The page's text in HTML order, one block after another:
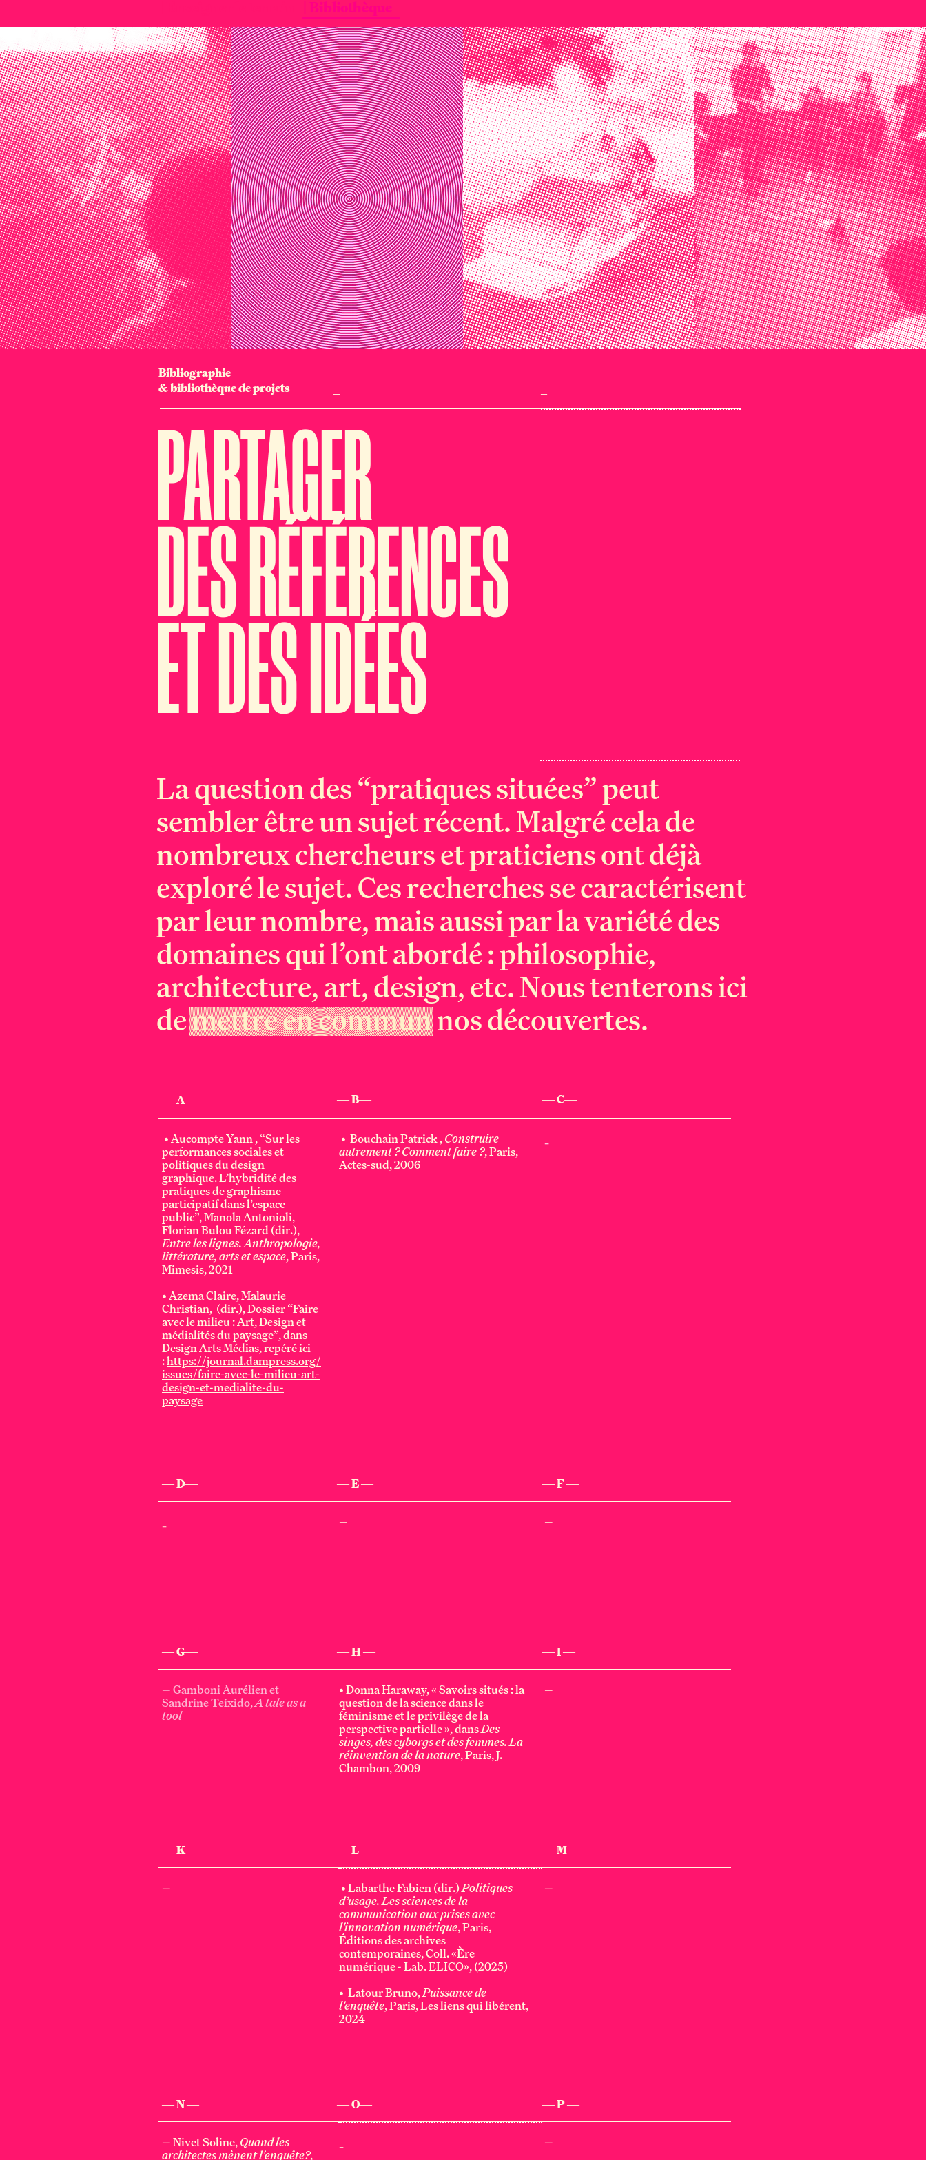
PARTAGER
DES RÉFÉRENCES
ET DES IDÉES
Bibliographie
& bibliothèque de projets
La question des “pratiques situées” peut
sembler être un sujet récent. Malgré cela de
nombreux chercheurs et praticiens ont déjà
exploré le sujet. Ces recherches se caractérisent
par leur nombre, mais aussi par la variété des
domaines qui l’ont abordé : philosophie,
architecture, art, design, etc. Nous tenterons ici
de mettre en commun nos découvertes.
— A — — B— — C—
• Aucompte Yann , “Sur les
performances sociales et
politiques du design
graphique. L’hybridité des
pratiques de graphisme
participatif dans l’espace
public”, Manola Antonioli,
Florian Bulou Fézard (dir.),
Entre les lignes. Anthropologie,
littérature, arts et espace, Paris,
Mimesis, 2021
• Azema Claire, Malaurie
Christian, (dir.), Dossier “Faire
avec le milieu : Art, Design et
médialités du paysage”, dans
Design Arts Médias,repéréici
:https://journal.dampress.org/
issues/faire-avec-le-milieu-art-
design-et-medialite-du-
paysage
• Bouchain Patrick ,Construire
autrement ? Comment faire ?, Paris,
Actes-sud, 2006
— D— — E — — F —
— —
— G— — H — — I —
— Gamboni Aurélien et
Sandrine Teixido,A tale as a
tool
•Donna Haraway, « Savoirs situés : la
question de la science dans le
féminisme et le privilège de la
perspective partielle », dansDes
singes, des cyborgs et des femmes. La
réinvention de la nature, Paris, J.
Chambon, 2009
—
— K — — L — — M —
— •LabartheFabien (dir.)Politiques
d’usage. Les sciences de la
communication aux prises avec
l'innovation numérique, Paris,
Éditions des archives
contemporaines, Coll. «Ère
numérique - Lab. ELICO», (2025)
• Latour Bruno,Puissance de
l'enquête, Paris, Les liens qui libérent,
2024
—
— N — — O— — P —
— Nivet Soline,Quand les
architectes mènent l'enquête?,
—